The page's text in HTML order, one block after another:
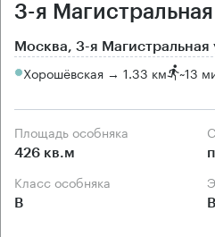
3-я Магистральная
Москва, 3-я Магистральная
Хорошёвская → 1.33 км ~13
Площадь особняка
426 кв.м
Класс особняка
B